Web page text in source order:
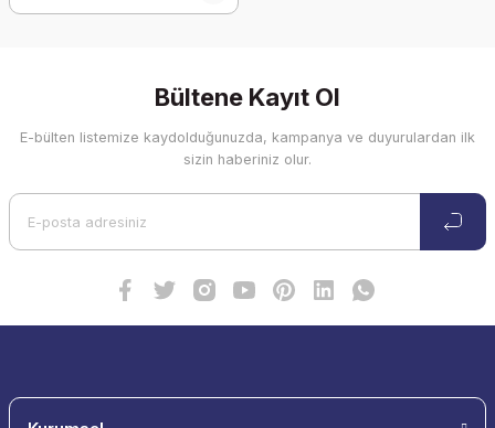
Bültene Kayıt Ol
E-bülten listemize kaydolduğunuzda, kampanya ve duyurulardan ilk
sizin haberiniz olur.